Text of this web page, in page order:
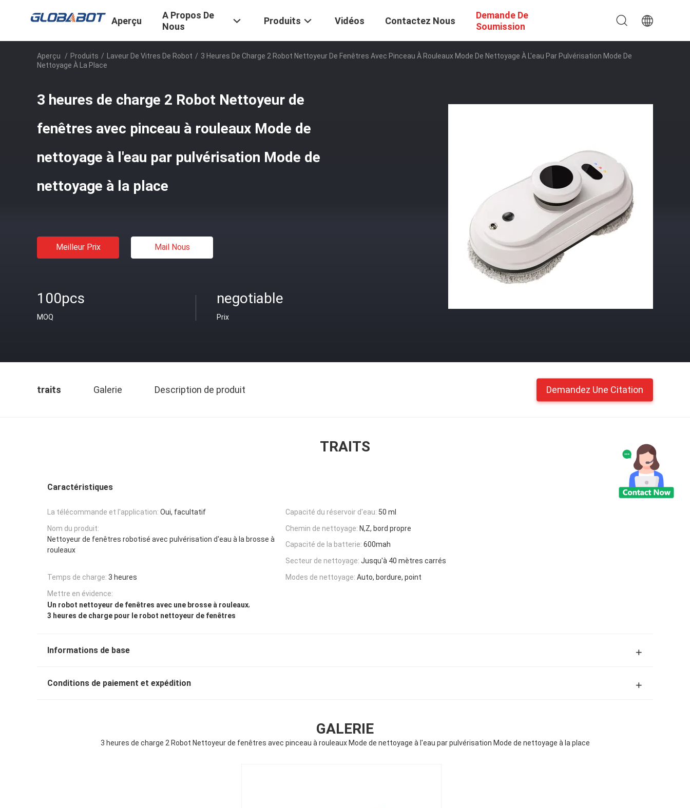
Aperçu
A Propos De
Nous
Produits Vidéos Contactez Nous
Demande De
Soumission
Aperçu / Produits / Laveur De Vitres De Robot / 3 Heures De Charge 2 Robot Nettoyeur De Fenêtres Avec Pinceau À Rouleaux Mode De Nettoyage À L'eau Par Pulvérisation Mode De
Nettoyage À La Place
3 heures de charge 2 Robot Nettoyeur de
fenêtres avec pinceau à rouleaux Mode de
nettoyage à l'eau par pulvérisation Mode de
nettoyage à la place
Meilleur Prix Mail Nous
100pcs
MOQ
negotiable
Prix
traits Galerie Description de produit Demandez Une Citation
TRAITS
Caractéristiques
La télécommande et l'application: Oui, facultatif Capacité du réservoir d'eau: 50 ml
Nom du produit:
Nettoyeur de fenêtres robotisé avec pulvérisation d'eau à la brosse à
rouleaux
Chemin de nettoyage: N,Z, bord propre
Capacité de la batterie: 600mah
Secteur de nettoyage: Jusqu'à 40 mètres carrés
Temps de charge: 3 heures Modes de nettoyage: Auto, bordure, point
Mettre en évidence:
Un robot nettoyeur de fenêtres avec une brosse à rouleaux,
3 heures de charge pour le robot nettoyeur de fenêtres
Informations de base
Conditions de paiement et expédition
GALERIE
3 heures de charge 2 Robot Nettoyeur de fenêtres avec pinceau à rouleaux Mode de nettoyage à l'eau par pulvérisation Mode de nettoyage à la place